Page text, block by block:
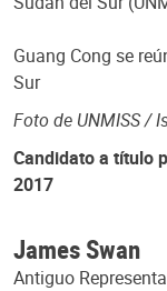
Guang Cong se
Sur
Foto de UNMISS /
Candidato a título
2017
James Swan
Antiguo